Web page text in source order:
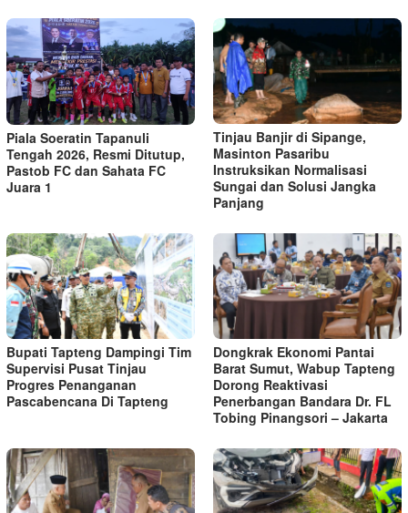
Piala Soeratin Tapanuli
Tengah 2026, Resmi Ditutup,
Pastob FC dan Sahata FC
Juara 1
Tinjau Banjir di Sipange,
Masinton Pasaribu
Instruksikan Normalisasi
Sungai dan Solusi Jangka
Panjang
Bupati Tapteng Dampingi Tim
Supervisi Pusat Tinjau
Progres Penanganan
Pascabencana Di Tapteng
Dongkrak Ekonomi Pantai
Barat Sumut, Wabup Tapteng
Dorong Reaktivasi
Penerbangan Bandara Dr. FL
Tobing Pinangsori – Jakarta